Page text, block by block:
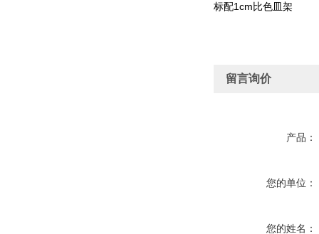
标配1cm比色皿架
留言询价
产品：
您的单位：
您的姓名：